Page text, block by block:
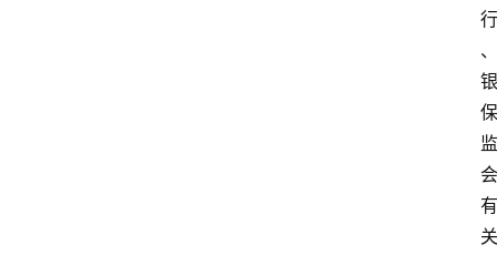
行
、
银
保
监
会
有
关